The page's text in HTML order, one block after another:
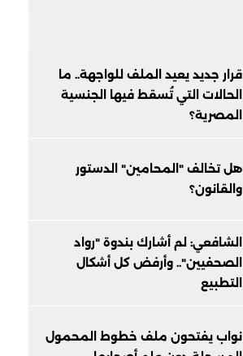
قرار جديد يعيد الملف للواجهة.. ما
الحالات التي تُسقط فيها الجنسية
المصرية؟
هل تخالف "المحامين" الدستور
والقانون؟
الشافعي: لم أشارك بندوة "رواد
الصحفيين".. وأرفض كل أشكال
التطبيع
نواب يفتحون ملف خطوط المحمول